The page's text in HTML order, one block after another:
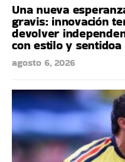
Una nueva
gravis: innovación
devolver
con estilo y
agosto 6, 2026